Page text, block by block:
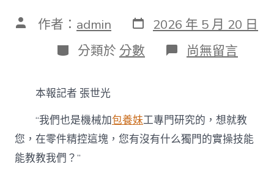
文 作者： admin 發
表
日
期
2026 年 5 月 20 日
分
類
分類於 分數 在
〈思
包
養
心
得
尚無留言
本報記者 張世光
“我們也是機械加包養妹工專門研究的，想就教
您，在零件精控這塊，您有沒有什么獨門的實操技能
能教教我們？”